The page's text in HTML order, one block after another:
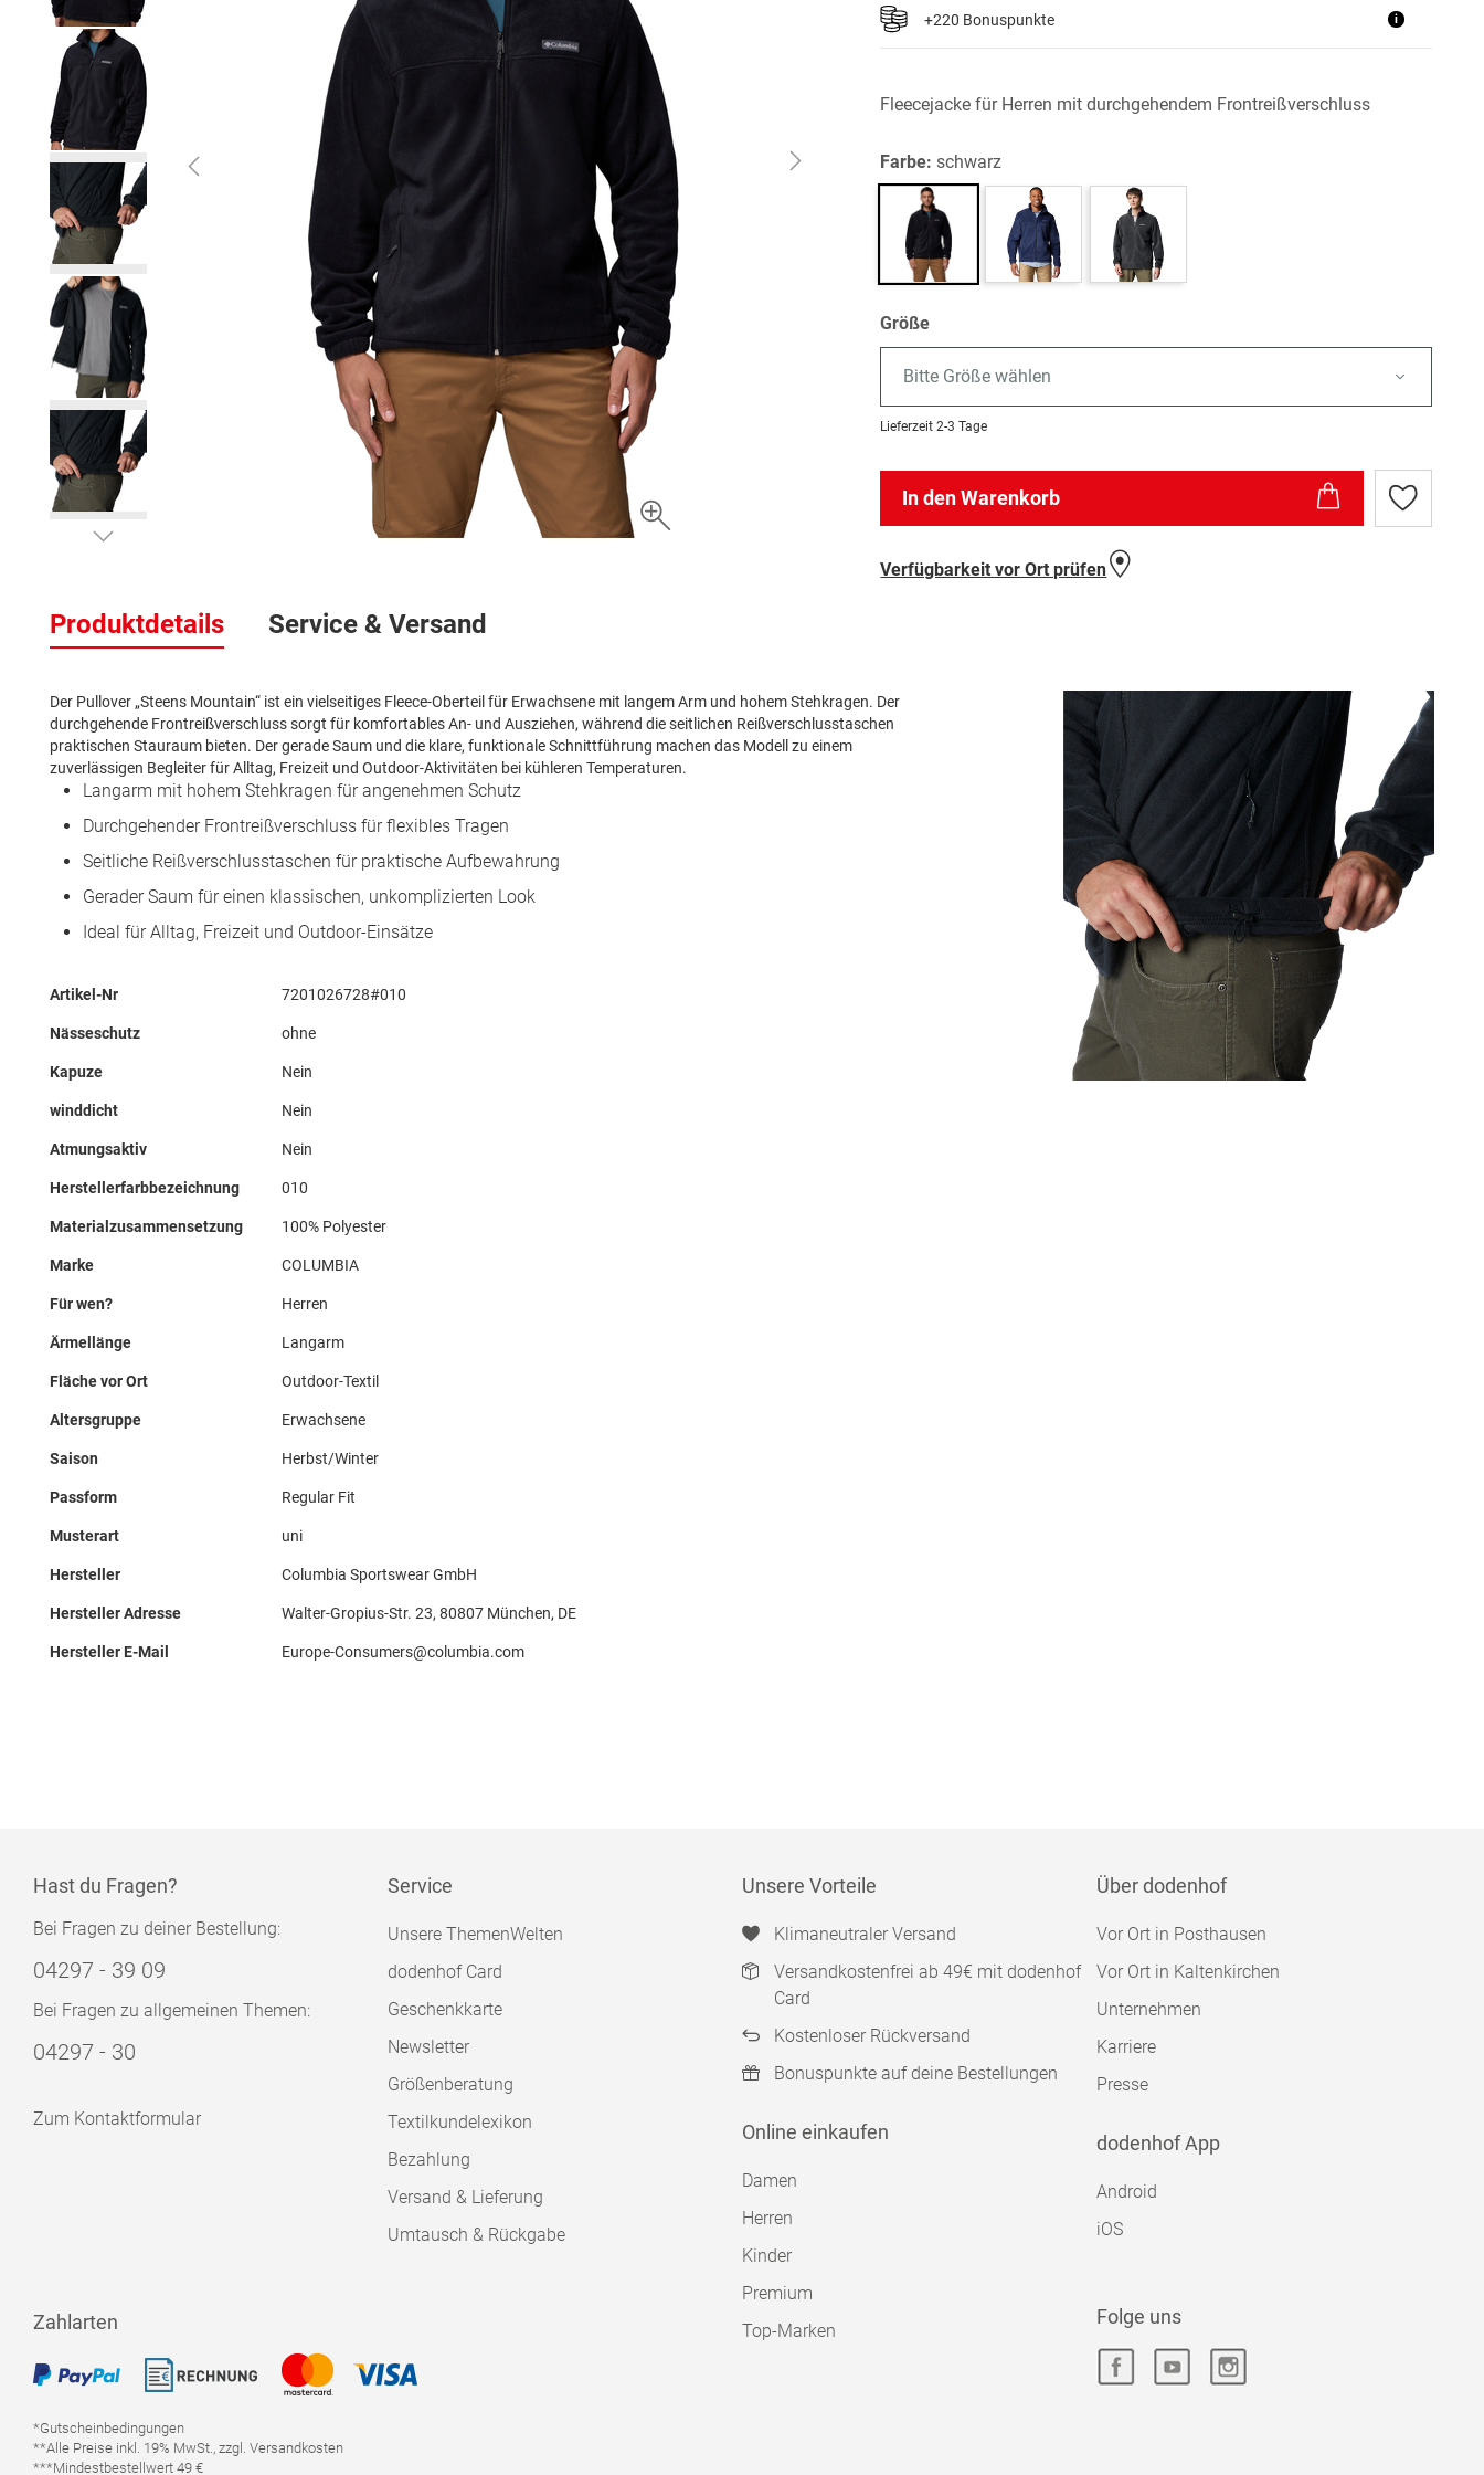
Bildergalerie
springen
+220 Bonuspunkte i
Fleecejacke für Herren mit durchgehendem Frontreißverschluss
Farbe:schwarz
Größe
Bitte Größe wählen
Lieferzeit 2-3 Tage
In den Warenkorb
Zur
Wunschliste
Verfügbarkeit vor Ort prüfen
Produktdetails
Der Pullover „Steens Mountain“ ist ein vielseitiges Fleece-Oberteil für Erwachsene mit langem Arm und hohem Stehkragen. Der
durchgehende Frontreißverschluss sorgt für komfortables An- und Ausziehen, während die seitlichen Reißverschlusstaschen
praktischen Stauraum bieten. Der gerade Saum und die klare, funktionale Schnittführung machen das Modell zu einem
zuverlässigen Begleiter für Alltag, Freizeit und Outdoor-Aktivitäten bei kühleren Temperaturen.
Langarm mit hohem Stehkragen für angenehmen Schutz
Durchgehender Frontreißverschluss für flexibles Tragen
Seitliche Reißverschlusstaschen für praktische Aufbewahrung
Gerader Saum für einen klassischen, unkomplizierten Look
Ideal für Alltag, Freizeit und Outdoor-Einsätze
Mehr
Artikel-Nr 7201026728#010
Nässeschutz ohne
Kapuze Nein
winddicht Nein
Atmungsaktiv Nein
Herstellerfarbbezeichnung 010
Materialzusammensetzung 100% Polyester
Marke COLUMBIA
Für wen? Herren
Ärmellänge Langarm
Fläche vor Ort Outdoor-Textil
Altersgruppe Erwachsene
Saison Herbst/Winter
Passform Regular Fit
Musterart uni
Hersteller Columbia Sportswear GmbH
Hersteller Adresse Walter-Gropius-Str. 23, 80807 München, DE
Hersteller E-Mail Europe-Consumers@columbia.com
Service & Versand
Hast du Fragen?
Bei Fragen zu deiner Bestellung:
04297 - 39 09
Bei Fragen zu allgemeinen Themen:
04297 - 30
Zum Kontaktformular
Service
Unsere ThemenWelten
dodenhof Card
Geschenkkarte
Newsletter
Größenberatung
Textilkundelexikon
Bezahlung
Versand & Lieferung
Umtausch & Rückgabe
Unsere Vorteile
Klimaneutraler Versand
Versandkostenfrei ab 49€ mit dodenhof
Card
Kostenloser Rückversand
Bonuspunkte auf deine Bestellungen
Online einkaufen
Damen
Herren
Kinder
Premium
Top-Marken
Über dodenhof
Vor Ort in Posthausen
Vor Ort in Kaltenkirchen
Unternehmen
Karriere
Presse
dodenhof App
Android
iOS
Zahlarten
*Gutscheinbedingungen
**Alle Preise inkl. 19% MwSt., zzgl. Versandkosten
***Mindestbestellwert 49 €
Folge uns